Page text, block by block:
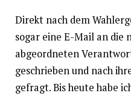
Direkt nach dem
sogar eine E-Mail an die
abgeordneten
geschrieben und nach
gefragt. Bis heute habe